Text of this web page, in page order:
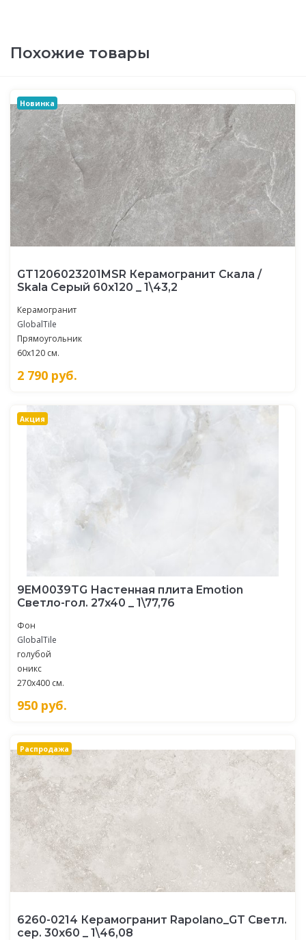
Похожие товары
Новинка
GT1206023201MSR Керамогранит Скала /
Skala Серый 60x120 _ 1\43,2
Керамогранит
GlobalTile
Прямоугольник
60x120 см.
2 790 руб.
Акция
9EM0039TG Настенная плита Emotion
Светло-гол. 27x40 _ 1\77,76
Фон
GlobalTile
голубой
оникс
270x400 см.
950 руб.
Распродажа
6260-0214 Керамогранит Rapolano_GT Светл.
сер. 30x60 _ 1\46,08